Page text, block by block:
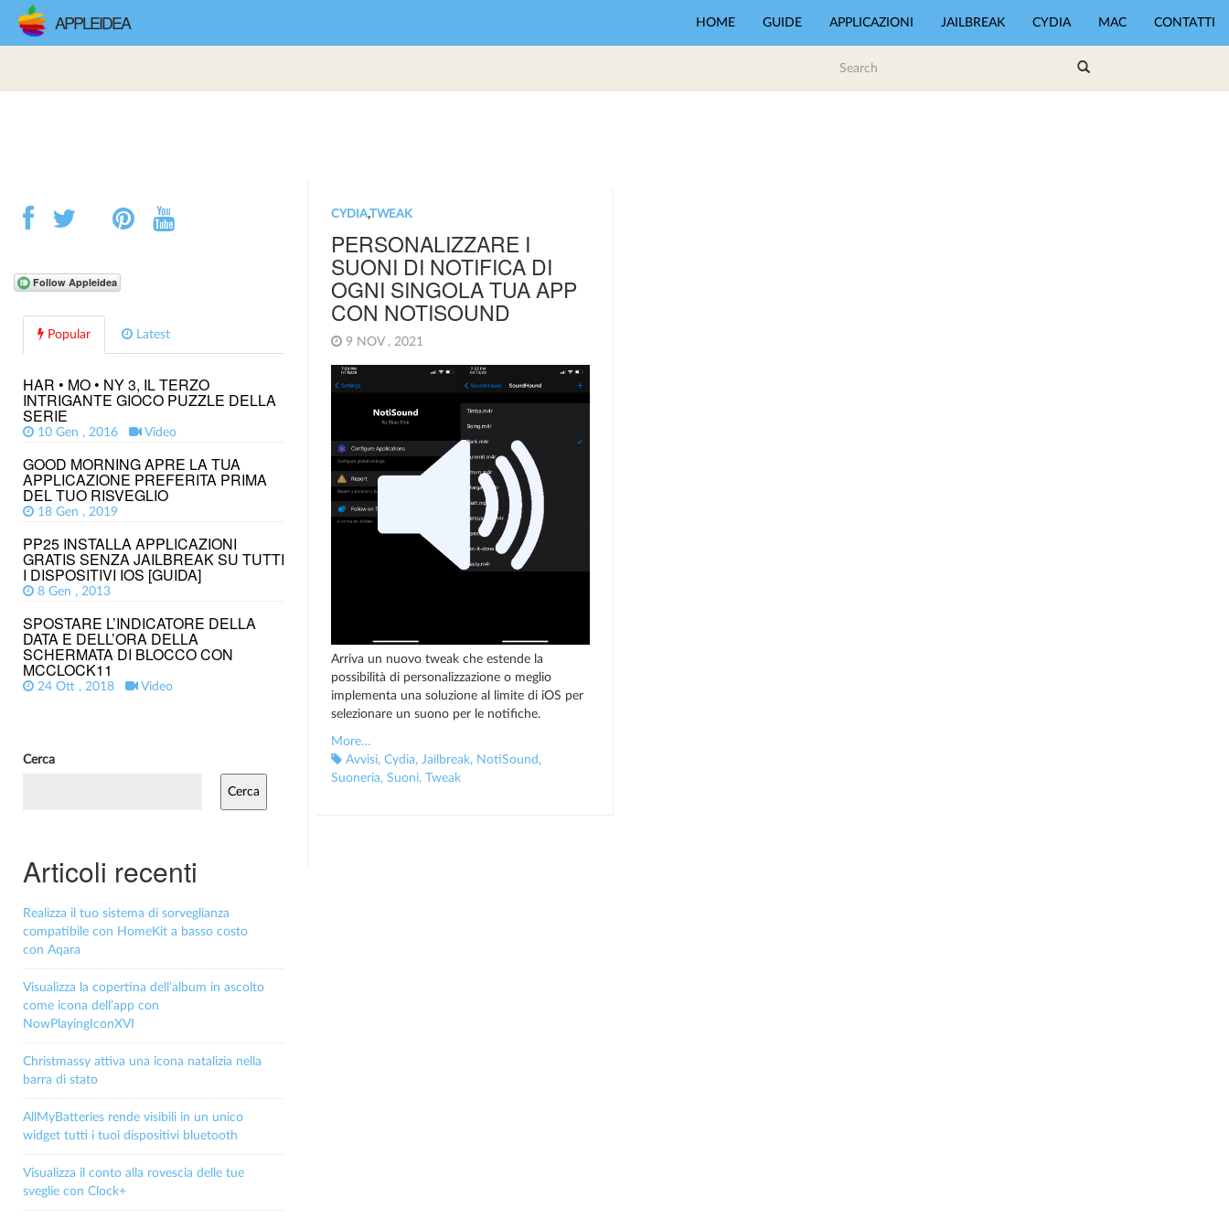
APPLEIDEA HOME GUIDE APPLICAZIONI JAILBREAK CYDIA MAC CONTATTI
CYDIA,TWEAK
PERSONALIZZARE I
SUONI DI NOTIFICA DI
OGNI SINGOLA TUA APP
CON NOTISOUND
9 NOV , 2021
Arriva un nuovo tweak che estende la
possibilità di personalizzazione o meglio
implementa una soluzione al limite di iOS per
selezionare un suono per le notifiche.
More…
Avvisi, Cydia, Jailbreak, NotiSound ,
Suoneria, Suoni, Tweak
Popular Latest
HAR • MO • NY 3, IL TERZO
INTRIGANTE GIOCO PUZZLE DELLA
SERIE
10 Gen , 2016 Video
GOOD MORNING APRE LA TUA
APPLICAZIONE PREFERITA PRIMA
DEL TUO RISVEGLIO
18 Gen , 2019
PP25 INSTALLA APPLICAZIONI
GRATIS SENZA JAILBREAK SU TUTTI
I DISPOSITIVI IOS [GUIDA]
8 Gen , 2013
SPOSTARE L’INDICATORE DELLA
DATA E DELL’ORA DELLA
SCHERMATA DI BLOCCO CON
MCCLOCK11
24 Ott , 2018 Video
Cerca
Cerca
Articoli recenti
Realizza il tuo sistema di sorveglianza
compatibile con HomeKit a basso costo
con Aqara
Visualizza la copertina dell’album in ascolto
come icona dell’app con
NowPlayingIconXVI
Christmassy attiva una icona natalizia nella
barra di stato
AllMyBatteries rende visibili in un unico
widget tutti i tuoi dispositivi bluetooth
Visualizza il conto alla rovescia delle tue
sveglie con Clock+